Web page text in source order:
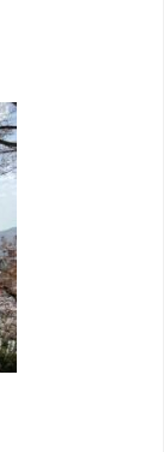
。